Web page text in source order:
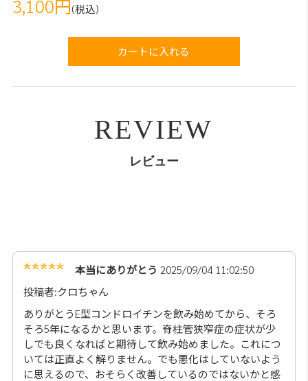
3,100円 (税込)
カートに入れる
REVIEW
レビュー
本当にありがとう 2025/09/04 11:02:50
投稿者:クロちゃん
ありがとうE型コンドロイチンを飲み始めてから、そろ
そろ5年になるかと思います。脊柱管狭窄症の症状が少
しでも良くなればと期待して飲み始めました。これにつ
いては正直よく解りません。でも悪化はしていないよう
に思えるので、おそらく改善しているのではないかと感